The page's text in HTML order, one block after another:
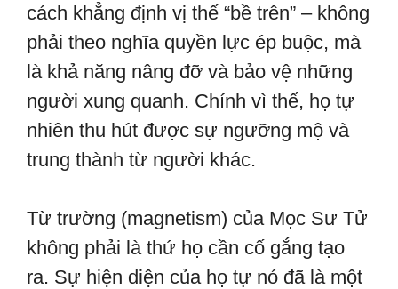
cách khẳng định vị thế “bề trên” – không
phải theo nghĩa quyền lực ép buộc, mà
là khả năng nâng đỡ và bảo vệ những
người xung quanh. Chính vì thế, họ tự
nhiên thu hút được sự ngưỡng mộ và
trung thành từ người khác.
Từ trường (magnetism) của Mọc Sư Tử
không phải là thứ họ cần cố gắng tạo
ra. Sự hiện diện của họ tự nó đã là một